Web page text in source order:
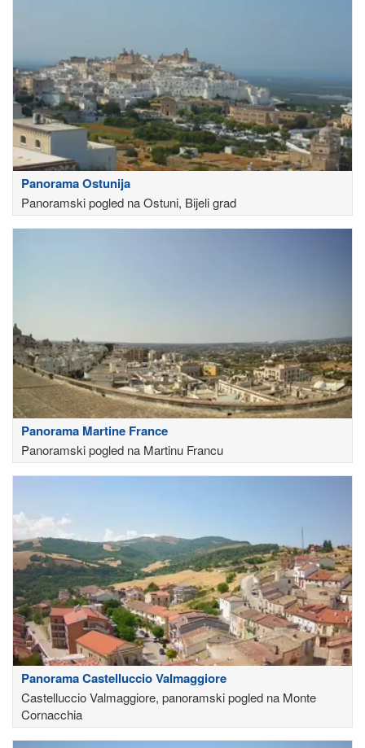
Panorama Ostunija
Panoramski pogled na Ostuni, Bijeli grad
Panorama Martine France
Panoramski pogled na Martinu Francu
Panorama Castelluccio Valmaggiore
Castelluccio Valmaggiore, panoramski pogled na Monte
Cornacchia